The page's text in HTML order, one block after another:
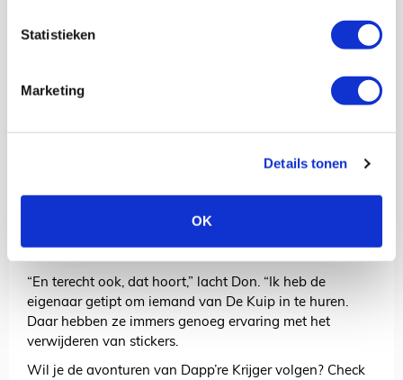
Statistieken
Marketing
Details tonen
OK
Een soort Krampus of zo, een beestachtig demoon…”
mooiste moment met Dapp’re Krijger? Dat was toen we
tandenstokers op zijn kop’. Dat vond ik echt schitterend!”
De bruiloftlocatie van Don bleek achteraf ook flink
ondergestickerd met Dapp’re Krijger. De Ajacied had zijn
“En terecht ook, dat hoort,” lacht Don. “Ik heb de
eigenaar getipt om iemand van De Kuip in te huren.
Daar hebben ze immers genoeg ervaring met het
verwijderen van stickers.
Wil je de avonturen van Dapp’re Krijger volgen? Check